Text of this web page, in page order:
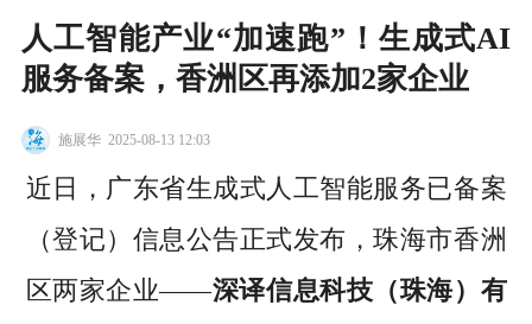
人工智能产业“加速跑”！生成式AI
服务备案，香洲区再添加2家企业
施展华 2025-08-13 12:03
近日，广东省生成式人工智能服务已备案
（登记）信息公告正式发布，珠海市香洲
区两家企业——深译信息科技（珠海）有